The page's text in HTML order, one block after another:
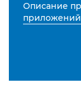
Описание